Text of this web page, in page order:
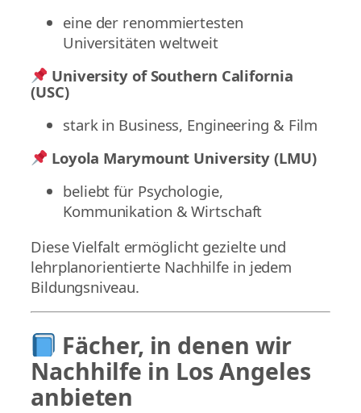
eine der renommiertesten
Universitäten weltweit
University of Southern California
(USC)
stark in Business, Engineering & Film
Loyola Marymount University (LMU)
beliebt für Psychologie,
Kommunikation & Wirtschaft
Diese Vielfalt ermöglicht gezielte und
lehrplanorientierte Nachhilfe in jedem
Bildungsniveau.
Fächer, in denen wir
Nachhilfe in Los Angeles
anbieten